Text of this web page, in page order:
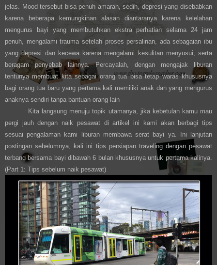
jelas. Mood tersebut bisa penuh amarah, sedih, depresi yang disebabkan
karena beberapa kemungkinan alasan diantaranya karena kelelahan
mengurus bayi yang membutuhkan ekstra perhatian selama 24 jam
penuh, mengalami trauma setelah proses persalinan, ada sebagaian ibu
yang depresi dan kecewa karena mengalami kesulitan menyusui, serta
beragam penyebab lainnya. Percayalah, dengan mengajak liburan
tentunya membuat kita sebagai orang tua bisa tetap waras khususnya
bagi orang tua baru yang pertama kali memiliki anak dan yang mengurus
anaknya sendiri tanpa bantuan orang lain
Kita langsung menuju topik utamanya, jika kebetulan kamu mau
pergi jauh dengan naik pesawat di artikel ini kami akan berbagi tips
sesuai pengalaman kami liburan membawa serat bayi ya. Ini lanjutan
postingan sebelumnya, kali ini tips persiapan traveling dengan pesawat
terbang bersama bayi dibawah 6 bulan khususnya untuk pertama kalinya.
(Part 1: Tips sebelum naik pesawat)